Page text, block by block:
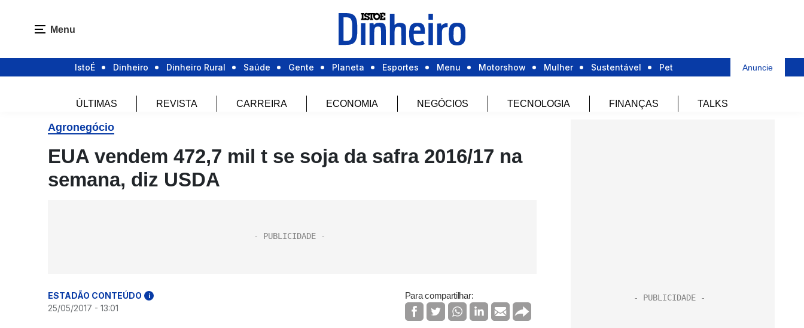
Menu
IstoÉ Dinheiro Dinheiro Rural Saúde Gente Planeta Esportes Menu Motorshow Mulher Sustentável Pet Anuncie
ÚLTIMAS REVISTA CARREIRA ECONOMIA NEGÓCIOS TECNOLOGIA FINANÇAS TALKS
Agronegócio
EUA vendem 472,7 mil t se soja da safra 2016/17 na
semana, diz USDA
ESTADÃO CONTEÚDO i
25/05/2017 - 13:01
Para compartilhar: